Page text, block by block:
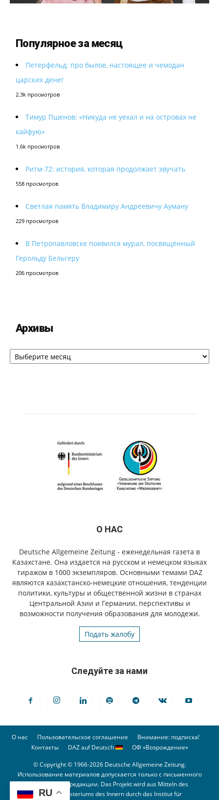
Популярное за месяц
Петерфельд: про былое, настоящее и чемодан
царских денег
2.3k просмотров
Тимур Пшенов: «Никуда не уехал и на островах не
кайфую»
1.6k просмотров
Ритм-72: история, которая продолжает звучать
558 просмотров
Светлая память Владимиру Андреевичу Ауману
229 просмотров
В Петропавловске появился мурал, посвящённый
Герольду Бельгеру
206 просмотров
Архивы
Архивы
О НАС
Deutsche Allgemeine Zeitung - еженедельная газета в
Казахстане. Она издается на русском и немецком языках
тиражом в 1000 экземпляров. Основными темами DAZ
являются казахстанско-немецкие отношения, тенденции
политики, культуры и общественной жизни в странах
Центральной Азии и Германии, перспективы и
возможности получения образования для молодежи.
Подать жалобу
Следуйте за нами
О нас Пользовательское соглашение
Внимание: подписка!
Контакты
DAZ auf Deutsch ОФ «Возрождение»
© Copyright © 1966-2026 Deutsche Allgemeine Zeitung.
Использование материалов допускается только с письменного
разрешения редакции. Das Projekt wird aus Mitteln des
Bundesministeriums des Innern durch das Institut für
RU